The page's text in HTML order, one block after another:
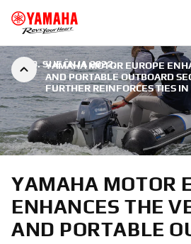
YAMAHA MOTOR EUROPE
AND PORTABLE OUTBOARD
FURTHER REINFORCES TIES
19. SIJEČNJA 2022.
YAMAHA MOTOR
ENHANCES THE
AND PORTABLE